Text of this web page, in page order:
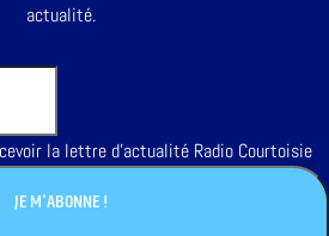
actualité.
la lettre d'actualité Radio Courtoisie